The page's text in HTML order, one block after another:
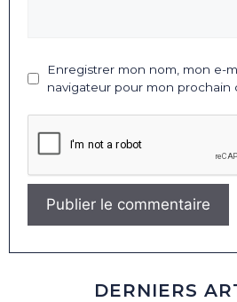
Enregistrer mon nom, mon e-
navigateur pour mon prochain
DERNIERS